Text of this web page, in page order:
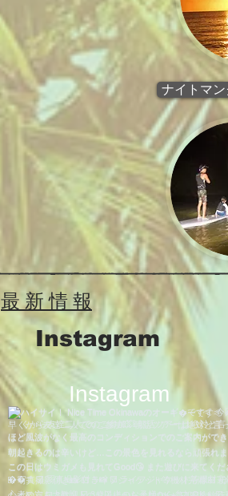
ナイトマ
​最 新 情 報
​Instagram
​Instagram